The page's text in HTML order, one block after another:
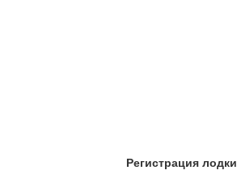
Регистрация лодки